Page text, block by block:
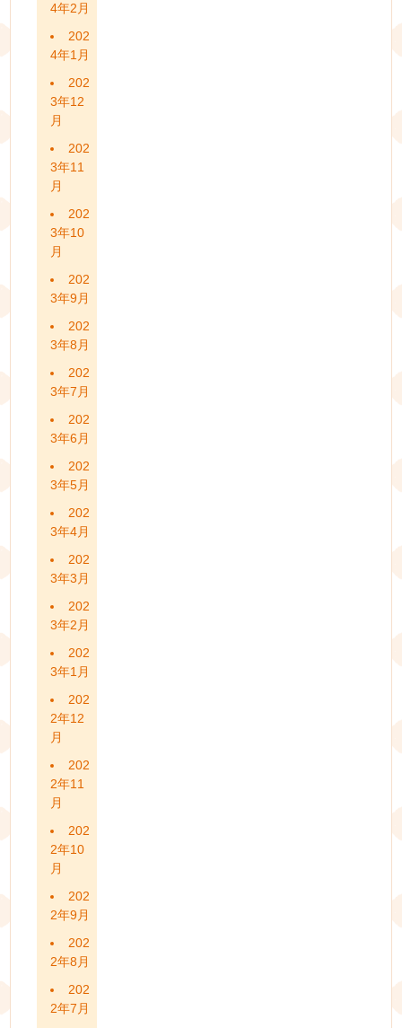
4年2月
202
4年1月
202
3年12
月
202
3年11
月
202
3年10
月
202
3年9月
202
3年8月
202
3年7月
202
3年6月
202
3年5月
202
3年4月
202
3年3月
202
3年2月
202
3年1月
202
2年12
月
202
2年11
月
202
2年10
月
202
2年9月
202
2年8月
202
2年7月